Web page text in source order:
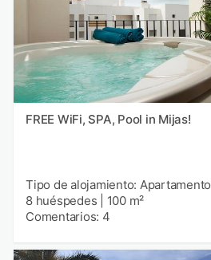
FREE WiFi, SPA, Pool in Mijas!
Tipo de alojamiento: Apartamento
8 huéspedes
100 m²
Comentarios: 4